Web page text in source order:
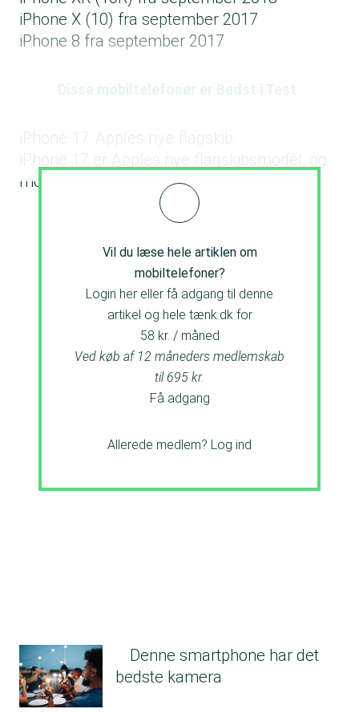
iPhone X (10) fra september 2017
iPhone 8 fra september 2017
Disse mobiltelefoner er Bedst i Test
iPhone 17: Apples nye flagskib
iPhone 17 er Apples nye flagskibsmodel, og
mobilen kommer i fire versioner
Vil du læse hele artiklen om
mobiltelefoner?
Login her eller få adgang til denne
artikel og hele tænk.dk for
58 kr. / måned
Ved køb af 12 måneders medlemskab
til 695 kr.
Få adgang
Allerede medlem? Log ind
Denne smartphone har det
bedste kamera